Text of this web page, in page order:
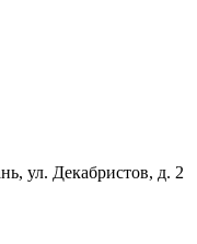
ул. Декабристов, д. 2